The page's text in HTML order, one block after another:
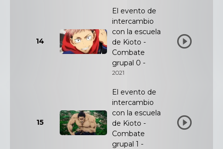
14
El evento de
intercambio
con la escuela
de Kioto -
Combate
grupal 0 -
2021
15
El evento de
intercambio
con la escuela
de Kioto -
Combate
grupal 1 -